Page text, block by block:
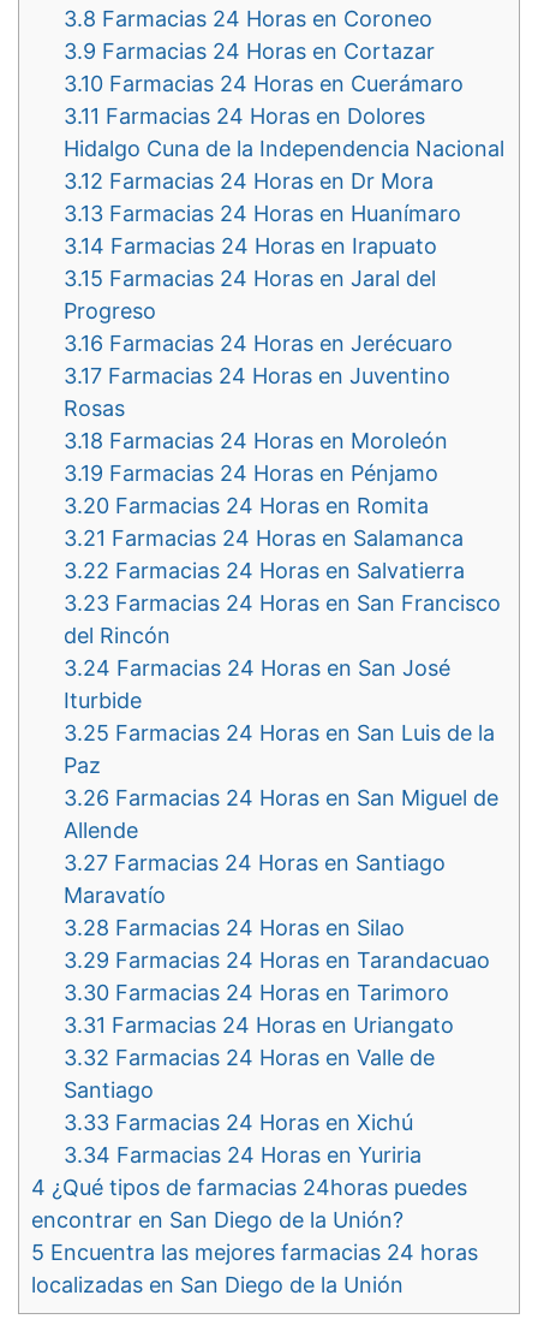
3.8 Farmacias 24 Horas en Coroneo
3.9 Farmacias 24 Horas en Cortazar
3.10 Farmacias 24 Horas en Cuerámaro
3.11 Farmacias 24 Horas en Dolores
Hidalgo Cuna de la Independencia Nacional
3.12 Farmacias 24 Horas en Dr Mora
3.13 Farmacias 24 Horas en Huanímaro
3.14 Farmacias 24 Horas en Irapuato
3.15 Farmacias 24 Horas en Jaral del
Progreso
3.16 Farmacias 24 Horas en Jerécuaro
3.17 Farmacias 24 Horas en Juventino
Rosas
3.18 Farmacias 24 Horas en Moroleón
3.19 Farmacias 24 Horas en Pénjamo
3.20 Farmacias 24 Horas en Romita
3.21 Farmacias 24 Horas en Salamanca
3.22 Farmacias 24 Horas en Salvatierra
3.23 Farmacias 24 Horas en San Francisco
del Rincón
3.24 Farmacias 24 Horas en San José
Iturbide
3.25 Farmacias 24 Horas en San Luis de la
Paz
3.26 Farmacias 24 Horas en San Miguel de
Allende
3.27 Farmacias 24 Horas en Santiago
Maravatío
3.28 Farmacias 24 Horas en Silao
3.29 Farmacias 24 Horas en Tarandacuao
3.30 Farmacias 24 Horas en Tarimoro
3.31 Farmacias 24 Horas en Uriangato
3.32 Farmacias 24 Horas en Valle de
Santiago
3.33 Farmacias 24 Horas en Xichú
3.34 Farmacias 24 Horas en Yuriria
4 ¿Qué tipos de farmacias 24horas puedes
encontrar en San Diego de la Unión?
5 Encuentra las mejores farmacias 24 horas
localizadas en San Diego de la Unión